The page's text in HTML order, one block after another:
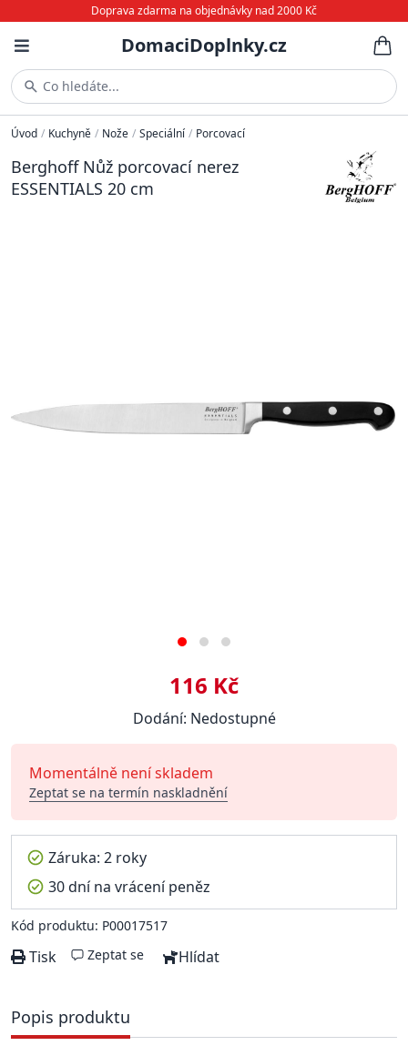
Doprava zdarma na objednávky nad 2000 Kč
DomaciDoplnky.cz
Co hledáte...
Úvod / Kuchyně / Nože / Speciální / Porcovací
Berghoff Nůž porcovací nerez
ESSENTIALS 20 cm
116 Kč
Dodání: Nedostupné
Momentálně není skladem
Zeptat se na termín naskladnění
Záruka: 2 roky
30 dní na vrácení peněz
Kód produktu: P00017517
Tisk Zeptat se Hlídat
Popis produktu